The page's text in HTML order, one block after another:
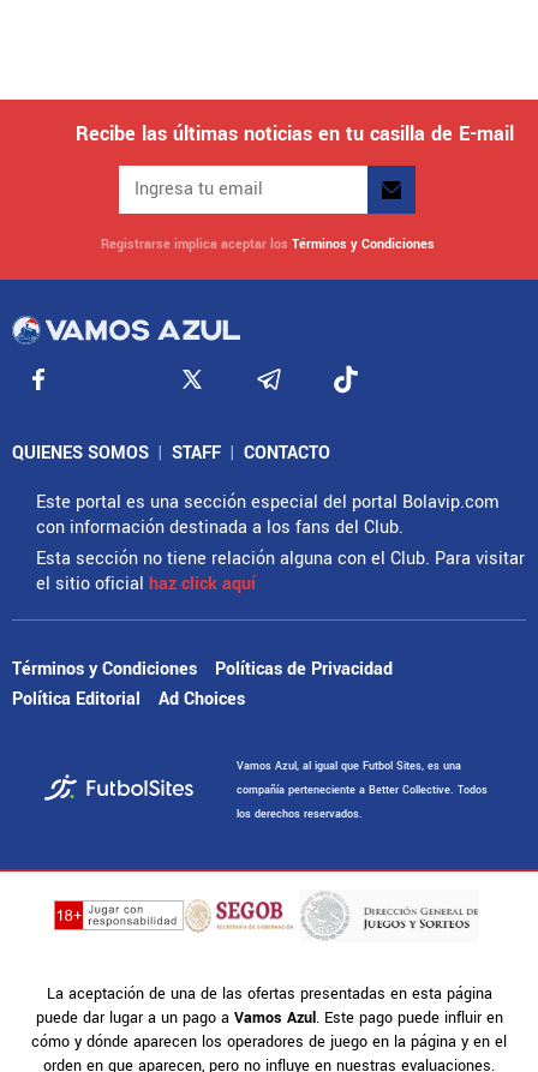
Recibe las últimas noticias en tu casilla de E-mail
Registrarse implica aceptar los Términos y Condiciones
QUIENES SOMOS | STAFF | CONTACTO
Este portal es una sección especial del portal Bolavip.com
con información destinada a los fans del Club.
Esta sección no tiene relación alguna con el Club. Para visitar
el sitio oficial haz click aquí
Términos y Condiciones
Políticas de Privacidad
Política Editorial
Ad Choices
Vamos Azul, al igual que Futbol Sites, es una
compañía perteneciente a Better Collective. Todos
los derechos reservados.
La aceptación de una de las ofertas presentadas en esta página
puede dar lugar a un pago a Vamos Azul. Este pago puede influir en
cómo y dónde aparecen los operadores de juego en la página y en el
orden en que aparecen, pero no influye en nuestras evaluaciones.